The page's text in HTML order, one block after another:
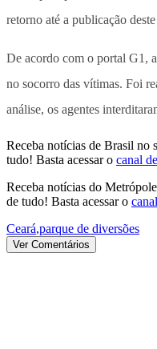
retorno até a publicação
De acordo com o portal G1,
no socorro das vítimas. Foi
análise, os agentes
Receba notícias de Brasil no
tudo! Basta acessar o canal
Receba notícias do
de tudo! Basta acessar o
Ceará,parque de diversões
Ver Comentários